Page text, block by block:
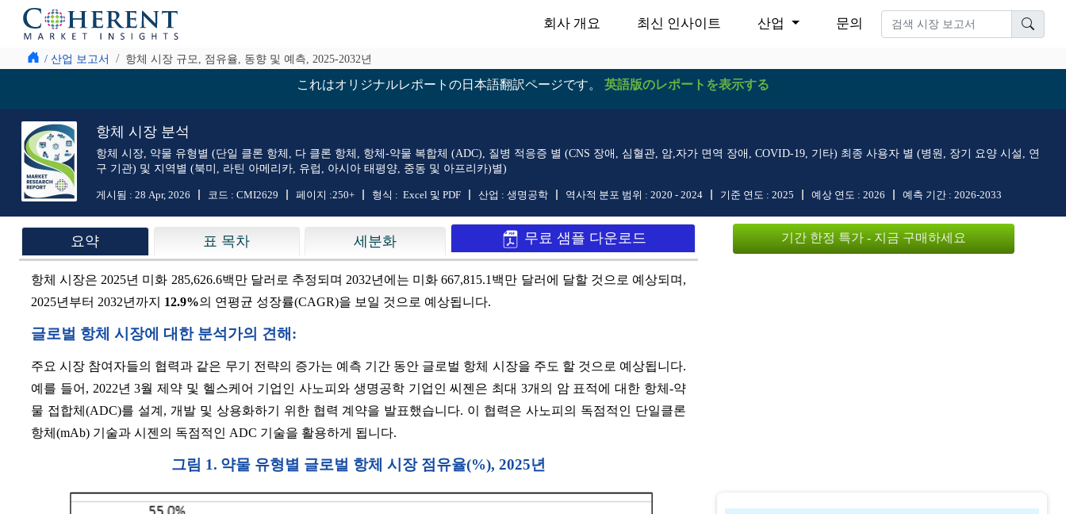
회사 개요 최신 인사이트 산업 문의
/ 산업 보고서 항체 시장 규모, 점유율, 동향 및 예측, 2025-2032년
これはオリジナルレポートの日本語翻訳ページです。 英語版のレポートを表示する
항체 시장 분석
항체 시장, 약물 유형별 (단일 클론 항체, 다 클론 항체, 항체-약물 복합체 (ADC), 질병 적응증 별 (CNS 장애, 심혈관, 암,자가 면역 장애, COVID-19, 기타) 최종 사용자 별 (병원, 장기 요양 시설, 연
구 기관) 및 지역별 (북미, 라틴 아메리카, 유럽, 아시아 태평양, 중동 및 아프리카)별)
게시됨 : 28 Apr, 2026 코드 : CMI2629 페이지 :250+ 형식 : Excel 및 PDF 산업 : 생명공학 역사적 분포 범위 : 2020 - 2024 기준 연도 : 2025 예상 연도 : 2026 예측 기간 : 2026-2033
요약 표 목차 세분화 무료 샘플 다운로드
항체 시장은 2025년 미화 285,626.6백만 달러로 추정되며 2032년에는 미화 667,815.1백만 달러에 달할 것으로 예상되며,
2025년부터 2032년까지 12.9%의 연평균 성장률(CAGR)을 보일 것으로 예상됩니다.
글로벌 항체 시장에 대한 분석가의 견해:
주요 시장 참여자들의 협력과 같은 무기 전략의 증가는 예측 기간 동안 글로벌 항체 시장을 주도 할 것으로 예상됩니다.
예를 들어, 2022년 3월 제약 및 헬스케어 기업인 사노피와 생명공학 기업인 씨젠은 최대 3개의 암 표적에 대한 항체-약
물 접합체(ADC)를 설계, 개발 및 상용화하기 위한 협력 계약을 발표했습니다. 이 협력은 사노피의 독점적인 단일클론
항체(mAb) 기술과 시젠의 독점적인 ADC 기술을 활용하게 됩니다.
그림 1. 약물 유형별 글로벌 항체 시장 점유율(%), 2025년
기간 한정 특가 - 지금 구매하세요